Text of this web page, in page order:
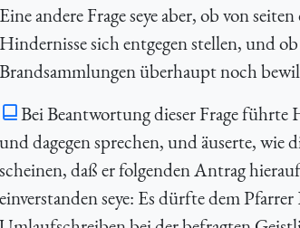
Eine andere Frage seye aber, ob von
Hindernisse sich entgegen stellen, und
Brandsammlungen überhaupt noch
Bei Beantwortung dieser Frage führte
und dagegen sprechen, und äuserte, wie
scheinen, daß er folgenden Antrag
einverstanden seye: Es dürfte dem